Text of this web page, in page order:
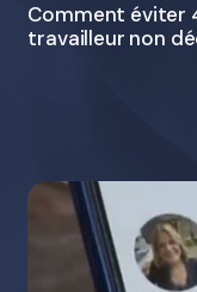
Comment éviter
travailleur non